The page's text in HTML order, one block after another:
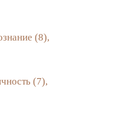
(8),
(7),